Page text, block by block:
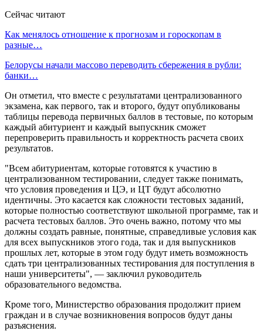
Сейчас читают
Как менялось отношение к прогнозам и гороскопам в
разные…
Белорусы начали массово переводить сбережения в рубли:
банки…
Он отметил, что вместе с результатами централизованного
экзамена, как первого, так и второго, будут опубликованы
таблицы перевода первичных баллов в тестовые, по которым
каждый абитуриент и каждый выпускник сможет
перепроверить правильность и корректность расчета своих
результатов.
"Всем абитуриентам, которые готовятся к участию в
централизованном тестировании, следует также понимать,
что условия проведения и ЦЭ, и ЦТ будут абсолютно
идентичны. Это касается как сложности тестовых заданий,
которые полностью соответствуют школьной программе, так и
расчета тестовых баллов. Это очень важно, потому что мы
должны создать равные, понятные, справедливые условия как
для всех выпускников этого года, так и для выпускников
прошлых лет, которые в этом году будут иметь возможность
сдать три централизованных тестирования для поступления в
наши университеты", — заключил руководитель
образовательного ведомства.
Кроме того, Министерство образования продолжит прием
граждан и в случае возникновения вопросов будут даны
разъяснения.